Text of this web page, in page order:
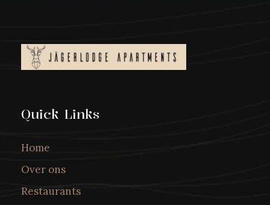
Quick Links
Home
Over ons
Restaurants